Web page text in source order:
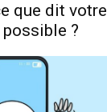
que dit votre
?